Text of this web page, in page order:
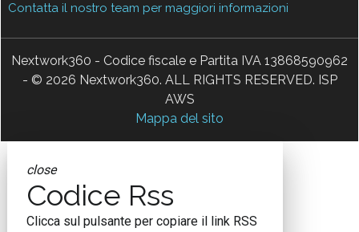
Contatta il nostro team per maggiori informazioni
Nextwork360 - Codice fiscale e Partita IVA 13868590962
- © 2026 Nextwork360. ALL RIGHTS RESERVED. ISP
AWS
Mappa del sito
close
Codice Rss
Clicca sul pulsante per copiare il link RSS